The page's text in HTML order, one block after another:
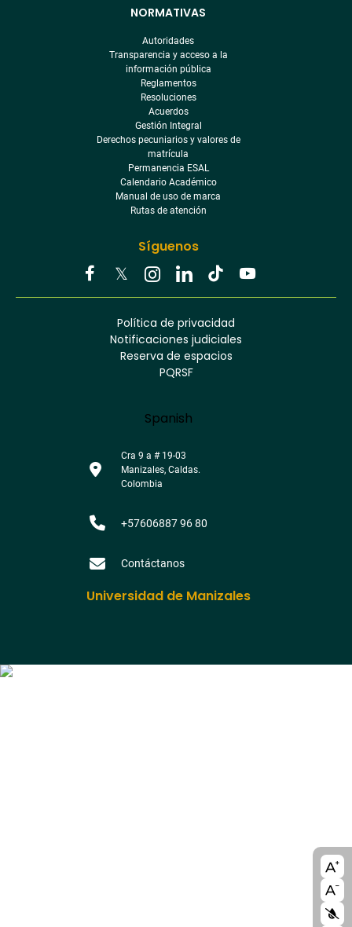
A11y
Síguenos
TwitterInstagramLinkedinTiktokYoutube
NORMATIVAS
Autoridades
Transparencia y acceso a la
información pública
Reglamentos
Resoluciones
Acuerdos
Gestión Integral
Derechos pecuniarios y valores de
matrícula
Permanencia ESAL
Calendario Académico
Manual de uso de marca
Rutas de atención
Política de privacidad
Notificaciones judiciales
Reserva de espacios
PQRSF
Language
Spanish
Cra 9 a # 19-03
Manizales, Caldas.
Colombia
+57606887 96 80
Contáctanos
Universidad de Manizales